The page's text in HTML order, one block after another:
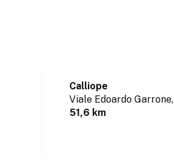
Calliope
Viale Edoardo Garrone,
51,6 km